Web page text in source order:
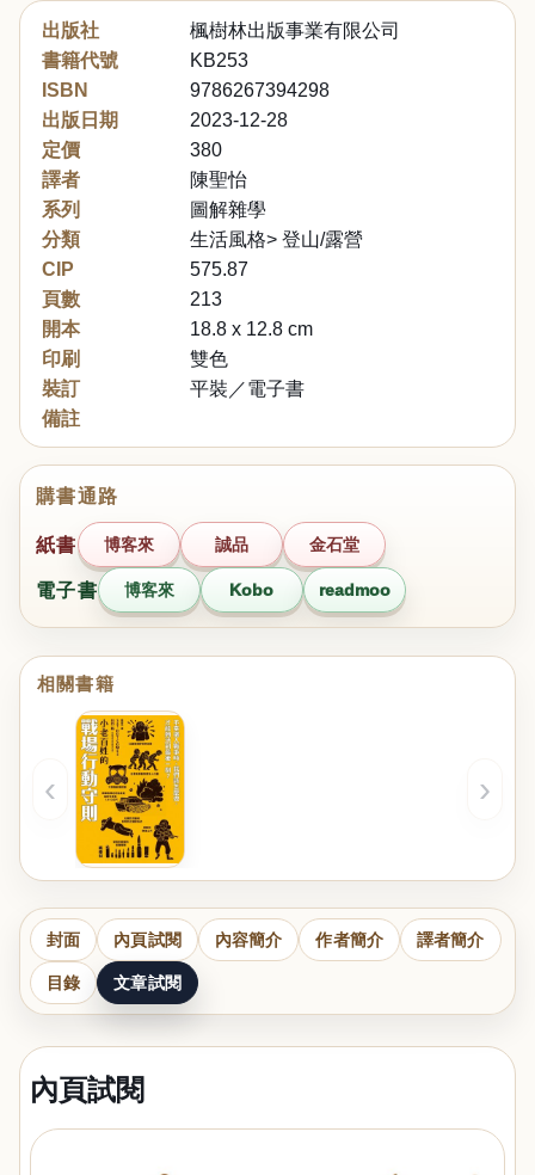
出版社
楓樹林出版事業有限公司
書籍代號
KB253
ISBN
9786267394298
出版日期
2023-12-28
定價
380
譯者
陳聖怡
系列
圖解雜學
分類
生活風格> 登山/露營
CIP
575.87
頁數
213
開本
18.8 x 12.8 cm
印刷
雙色
裝訂
平裝／電子書
備註
購書通路
紙書 博客來 誠品 金石堂
電子書 博客來 Kobo readmoo
相關書籍
‹ ›
封面 內頁試閱 內容簡介 作者簡介 譯者簡介
目錄 文章試閱
內頁試閱